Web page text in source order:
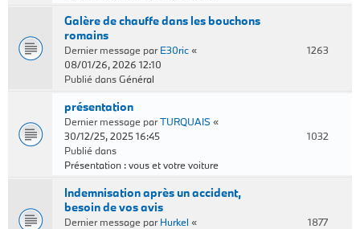
Galère de chauffe dans les bouchons
romains
Dernier message parE30ric«
08/01/26, 2026 12:10
Publié dansGénéral
1263
présentation
Dernier message parTURQUAIS«
30/12/25, 2025 16:45
Publié dans
Présentation : vous et votre voiture
1032
Indemnisation après un accident,
besoin de vos avis
Dernier message parHurkel «
1877